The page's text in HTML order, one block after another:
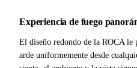
Experiencia de fuego
El diseño redondo de la ROCA
arde uniformemente desde